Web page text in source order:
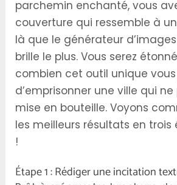
parchemin enchanté, vous
couverture qui ressemble à un
là que le générateur
brille le plus. Vous serez
combien cet outil unique
d’emprisonner une ville qui
mise en bouteille. Voyons
les meilleurs résultats en trois
!
Étape 1 : Rédiger une incitation